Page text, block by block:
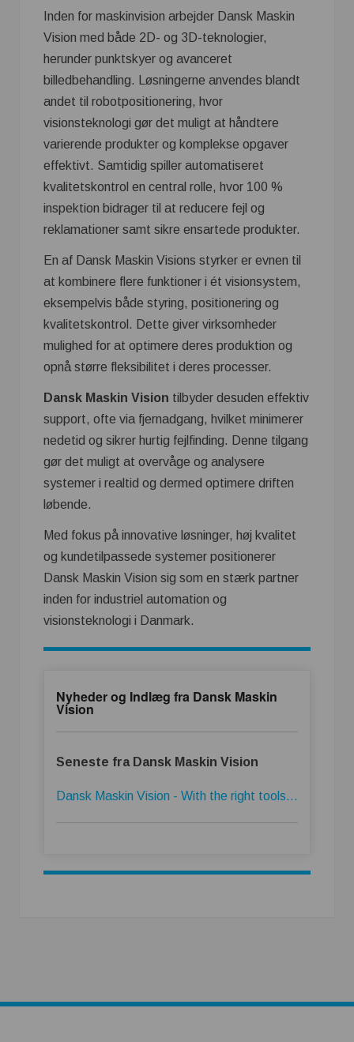
Inden for maskinvision arbejder Dansk Maskin
Vision med både 2D- og 3D-teknologier,
herunder punktskyer og avanceret
billedbehandling. Løsningerne anvendes blandt
andet til robotpositionering, hvor
visionsteknologi gør det muligt at håndtere
varierende produkter og komplekse opgaver
effektivt. Samtidig spiller automatiseret
kvalitetskontrol en central rolle, hvor 100 %
inspektion bidrager til at reducere fejl og
reklamationer samt sikre ensartede produkter.
En af Dansk Maskin Visions styrker er evnen til
at kombinere flere funktioner i ét visionsystem,
eksempelvis både styring, positionering og
kvalitetskontrol. Dette giver virksomheder
mulighed for at optimere deres produktion og
opnå større fleksibilitet i deres processer.
Dansk Maskin Vision tilbyder desuden effektiv
support, ofte via fjernadgang, hvilket minimerer
nedetid og sikrer hurtig fejlfinding. Denne tilgang
gør det muligt at overvåge og analysere
systemer i realtid og dermed optimere driften
løbende.
Med fokus på innovative løsninger, høj kvalitet
og kundetilpassede systemer positionerer
Dansk Maskin Vision sig som en stærk partner
inden for industriel automation og
visionsteknologi i Danmark.
Nyheder og Indlæg fra Dansk Maskin
Vision
Seneste fra Dansk Maskin Vision
Dansk Maskin Vision - With the right tools...